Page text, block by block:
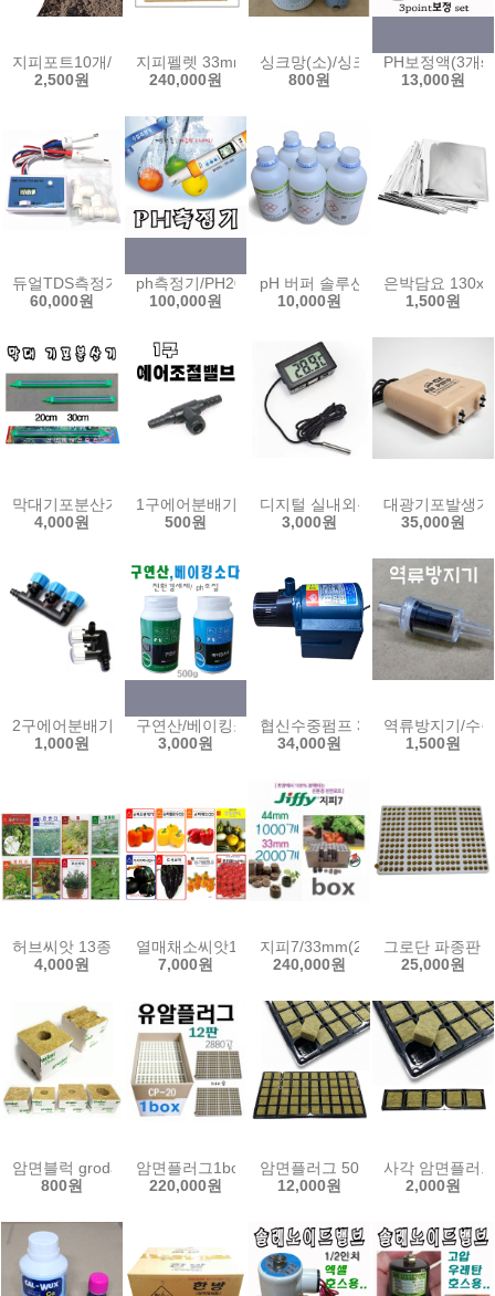
지피포트10개/6x6/8x8/친환경포트/피트모스포트/원형포트/씨앗/모종
2,500원
지피펠렛 33mm(2000개입) 44mm 압축 피트모스
240,000원
싱크망(소)/싱크망(대)/걸음망/싱
800원
PH보정액(3개
13,000원
듀얼TDS측정기/DM-1 수질측정기 정수기 양액농도 측정기 수경 양액
60,000원
ph측정기/PH200/HM디지탈/수질측정기/ph메타/
100,000원
pH 버퍼 솔루션 국산 교정 테스
10,000원
은박담요
1,500원
막대기포분산기/20cm/30cm/45cm/막대에어분산기/기포발생/에어발
4,000원
1구에어분배기/기포분배기/에어분배기/수족관/어항
500원
디지털 실내외온도계 센서분리형
3,000원
대광기포발생
35,000원
2구에어분배기/3구에어분배기/에어 호스 조절밸브 분지 분배기 기포
1,000원
구연산/베이킹소다/500g/PH조절/친환경세제/다목
3,000원
협신수중펌프 30w 40w 50w 수
34,000원
역류방지기/수
1,500원
허브씨앗 13종 스피아민트 히솝 케모마일 켓닙 마조람 라벤다 스위트
4,000원
열매채소씨앗10종/아티쵸크 파프리카씨앗 스카롤
7,000원
지피7/33mm(2000개1box)/
240,000원
그로단 파종판
25,000원
암면블럭 grodan 락울 유알 플러그 슬라브 양액 수경 재배 암면 배지
800원
암면플러그1box(240구12판)/cp20/2880공/암면재
220,000원
암면플러그 50공 큐브 묘목 삽목
12,000원
사각 암면플러
2,000원